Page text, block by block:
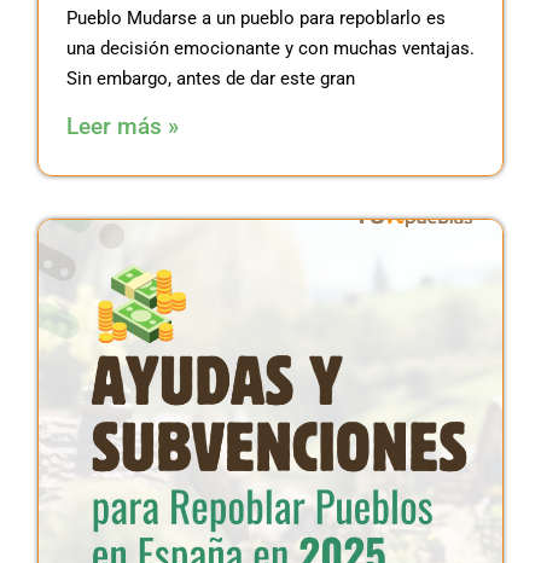
Pueblo Mudarse a un pueblo para repoblarlo es
una decisión emocionante y con muchas ventajas.
Sin embargo, antes de dar este gran
Leer más »